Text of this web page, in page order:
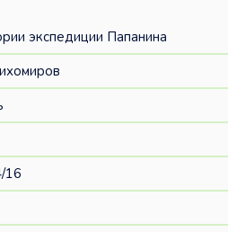
экспедиции Папанина
16